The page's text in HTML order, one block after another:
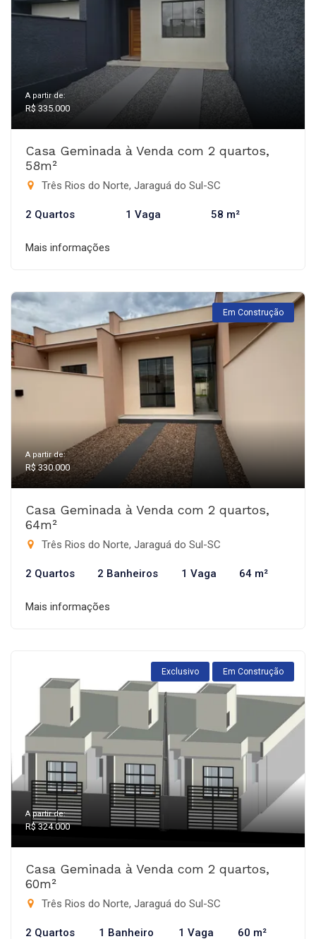
A partir de:
R$ 335.000
Casa Geminada à Venda com 2 quartos,
58m²
Três Rios do Norte, Jaraguá do Sul-SC
2 Quartos 1 Vaga 58 m²
Mais informações
Em Construção
A partir de:
R$ 330.000
Casa Geminada à Venda com 2 quartos,
64m²
Três Rios do Norte, Jaraguá do Sul-SC
2 Quartos 2 Banheiros 1 Vaga 64 m²
Mais informações
Exclusivo Em Construção
A partir de:
R$ 324.000
Casa Geminada à Venda com 2 quartos,
60m²
Três Rios do Norte, Jaraguá do Sul-SC
2 Quartos 1 Banheiro 1 Vaga 60 m²